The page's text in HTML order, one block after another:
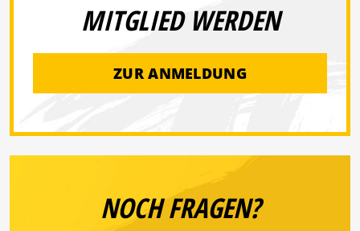
MITGLIED WERDEN
ZUR ANMELDUNG
NOCH FRAGEN?